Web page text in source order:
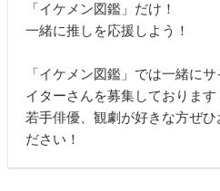
「イケメン図鑑」だけ！
一緒に推しを応援しよう！
「イケメン図鑑」では一緒に
イターさんを募集しております
若手俳優、観劇が好きな方ぜ
ださい！